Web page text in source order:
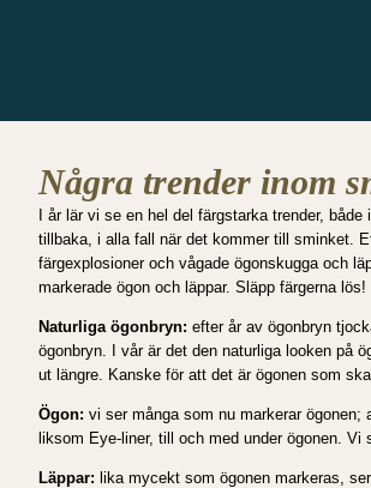
Några trender inom
I år lär vi se en hel del färgstarka trender,
tillbaka, i alla fall när det kommer till sminket.
färgexplosioner och vågade ögonskugga och
markerade ögon och läppar. Släpp färgerna lös!
Naturliga ögonbryn: efter år av ögonbryn
ögonbryn. I vår är det den naturliga looken på
ut längre. Kanske för att det är ögonen som
Ögon: vi ser många som nu markerar ögonen;
liksom Eye-liner, till och med under ögonen.
Läppar: lika mycekt som ögonen markeras,